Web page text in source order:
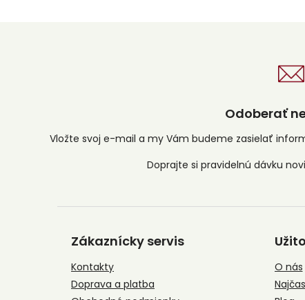
Odoberať
Vložte svoj e-mail a my Vám budeme zasielať
Zákaznícky servis
Kontakty
Doprava a platba
O nás